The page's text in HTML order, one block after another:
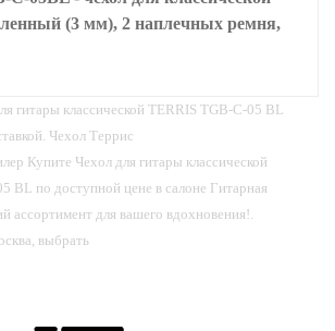
(3 мм), 2 наплечных ремня,
гитары классической TERRIS TGB-C-05 BL
Чехол Террис
Купите Чехол для гитары классической
BL по доступной цене в салоне Гитарная
ассортимент для вашего вдохновения!.
выбрать